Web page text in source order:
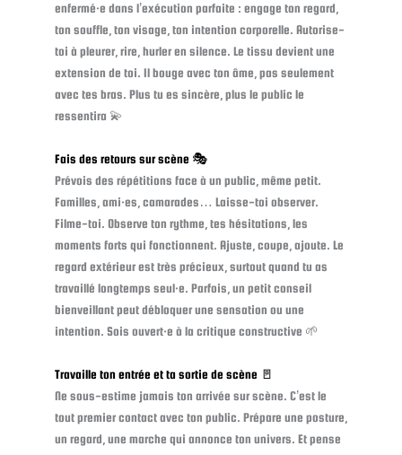
enfermé·e dans l’exécution parfaite : engage ton regard,
ton souffle, ton visage, ton intention corporelle. Autorise-
toi à pleurer, rire, hurler en silence. Le tissu devient une
extension de toi. Il bouge avec ton âme, pas seulement
avec tes bras. Plus tu es sincère, plus le public le
ressentira 💫
Fais des retours sur scène 🎭
Prévois des répétitions face à un public, même petit.
Familles, ami·es, camarades… Laisse-toi observer.
Filme-toi. Observe ton rythme, tes hésitations, les
moments forts qui fonctionnent. Ajuste, coupe, ajoute. Le
regard extérieur est très précieux, surtout quand tu as
travaillé longtemps seul·e. Parfois, un petit conseil
bienveillant peut débloquer une sensation ou une
intention. Sois ouvert·e à la critique constructive 🌱
Travaille ton entrée et ta sortie de scène 🚪
Ne sous-estime jamais ton arrivée sur scène. C’est le
tout premier contact avec ton public. Prépare une posture,
un regard, une marche qui annonce ton univers. Et pense